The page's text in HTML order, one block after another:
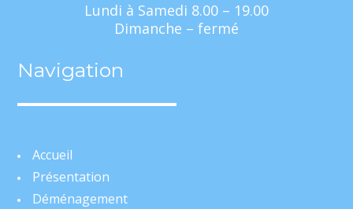
Lundi à Samedi 8.00 – 19.00
Dimanche – fermé
Navigation
Accueil
Présentation
Déménagement